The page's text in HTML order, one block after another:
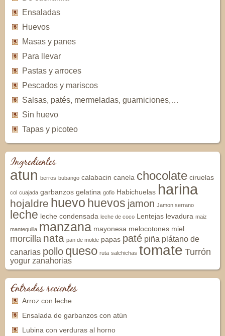
Ensaladas
Huevos
Masas y panes
Para llevar
Pastas y arroces
Pescados y mariscos
Salsas, patés, mermeladas, guarniciones,…
Sin huevo
Tapas y picoteo
Ingredientes
atun berros bubango calabacin canela chocolate ciruelas
col cuajada garbanzos gelatina gofio Habichuelas harina
hojaldre huevo huevos jamon Jamon serrano
leche leche condensada leche de coco Lentejas levadura maiz
mantequilla manzana mayonesa melocotones miel
morcilla nata pan de molde papas paté piña plátano de
canarias pollo queso ruta salchichas tomate Turrón
yogur zanahorias
Entradas recientes
Arroz con leche
Ensalada de garbanzos con atún
Lubina con verduras al horno